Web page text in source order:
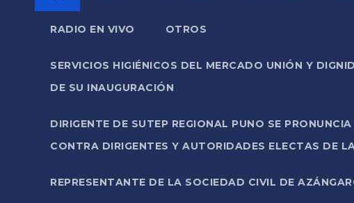
RADIO EN VIVO OTROS
SERVICIOS HIGIÉNICOS DEL MERCADO UNIÓN Y
DE SU INAUGURACIÓN
DIRIGENTE DE SUTEP REGIONAL PUNO SE
CONTRA DIRIGENTES Y AUTORIDADES ELECTAS DE
REPRESENTANTE DE LA SOCIEDAD CIVIL DE